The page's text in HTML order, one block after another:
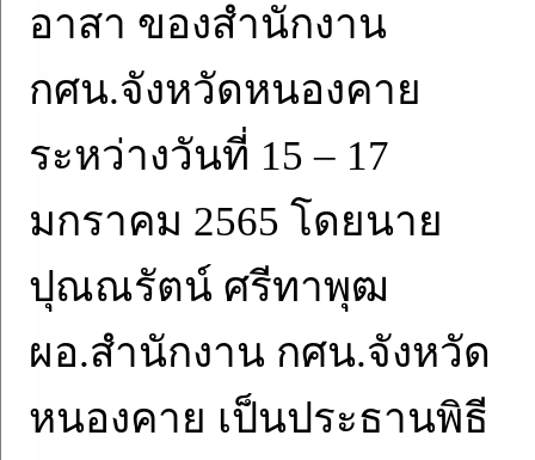
อาสา ของสำนักงาน
กศน.จังหวัดหนองคาย
ระหว่างวันที่ 15 – 17
มกราคม 2565 โดยนาย
ปุณณรัตน์ ศรีทาพุฒ
ผอ.สำนักงาน กศน.จังหวัด
หนองคาย เป็นประธานพิธี